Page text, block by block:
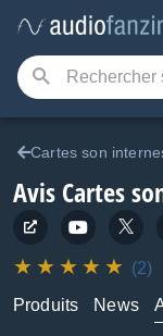
Cartes son
Avis Cartes
(2)
Produits
News